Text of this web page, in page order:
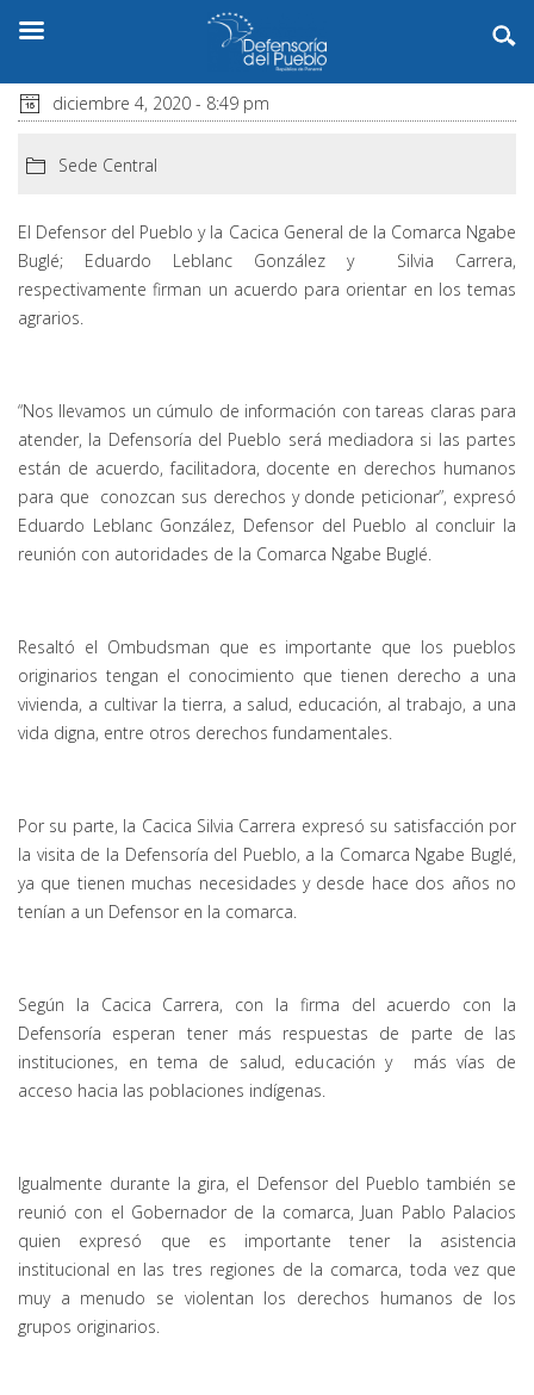
diciembre 4, 2020 - 8:49 pm
Sede Central
El Defensor del Pueblo y la Cacica General de la Comarca Ngabe
Buglé; Eduardo Leblanc González y Silvia Carrera,
respectivamente firman un acuerdo para orientar en los temas
agrarios.
“Nos llevamos un cúmulo de información con tareas claras para
atender, la Defensoría del Pueblo será mediadora si las partes
están de acuerdo, facilitadora, docente en derechos humanos
para que conozcan sus derechos y donde peticionar”, expresó
Eduardo Leblanc González, Defensor del Pueblo al concluir la
reunión con autoridades de la Comarca Ngabe Buglé.
Resaltó el Ombudsman que es importante que los pueblos
originarios tengan el conocimiento que tienen derecho a una
vivienda, a cultivar la tierra, a salud, educación, al trabajo, a una
vida digna, entre otros derechos fundamentales.
Por su parte, la Cacica Silvia Carrera expresó su satisfacción por
la visita de la Defensoría del Pueblo, a la Comarca Ngabe Buglé,
ya que tienen muchas necesidades y desde hace dos años no
tenían a un Defensor en la comarca.
Según la Cacica Carrera, con la firma del acuerdo con la
Defensoría esperan tener más respuestas de parte de las
instituciones, en tema de salud, educación y más vías de
acceso hacia las poblaciones indígenas.
Igualmente durante la gira, el Defensor del Pueblo también se
reunió con el Gobernador de la comarca, Juan Pablo Palacios
quien expresó que es importante tener la asistencia
institucional en las tres regiones de la comarca, toda vez que
muy a menudo se violentan los derechos humanos de los
grupos originarios.